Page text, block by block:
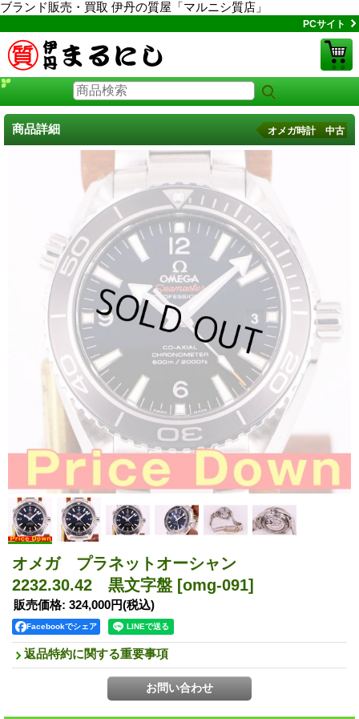
ブランド販売・買取 伊丹の質屋「マルニシ質店」
PCサイト
商品詳細 オメガ時計 中古
オメガ プラネットオーシャン
2232.30.42 黒文字盤 [omg-091]
販売価格: 324,000円(税込)
Facebookでシェア
返品特約に関する重要事項